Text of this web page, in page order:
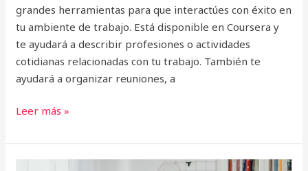
grandes herramientas para que interactúes con éxito en
tu ambiente de trabajo. Está disponible en Coursera y
te ayudará a describir profesiones o actividades
cotidianas relacionadas con tu trabajo. También te
ayudará a organizar reuniones, a
Leer más »